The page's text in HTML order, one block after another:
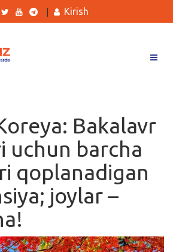
Kirish
Bakalavr
uchun barcha
qoplanadigan
joylar –